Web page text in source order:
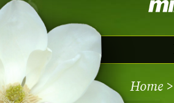
Home >